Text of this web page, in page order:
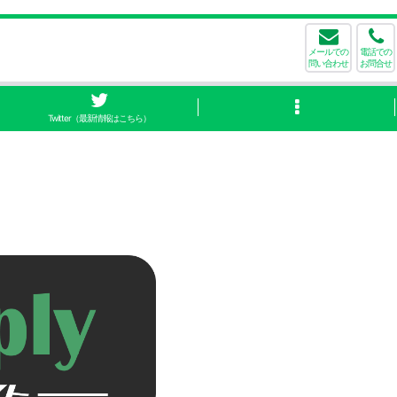
メールでの
問い合わせ
電話での
お問合せ
Twitter（最新情報はこちら）